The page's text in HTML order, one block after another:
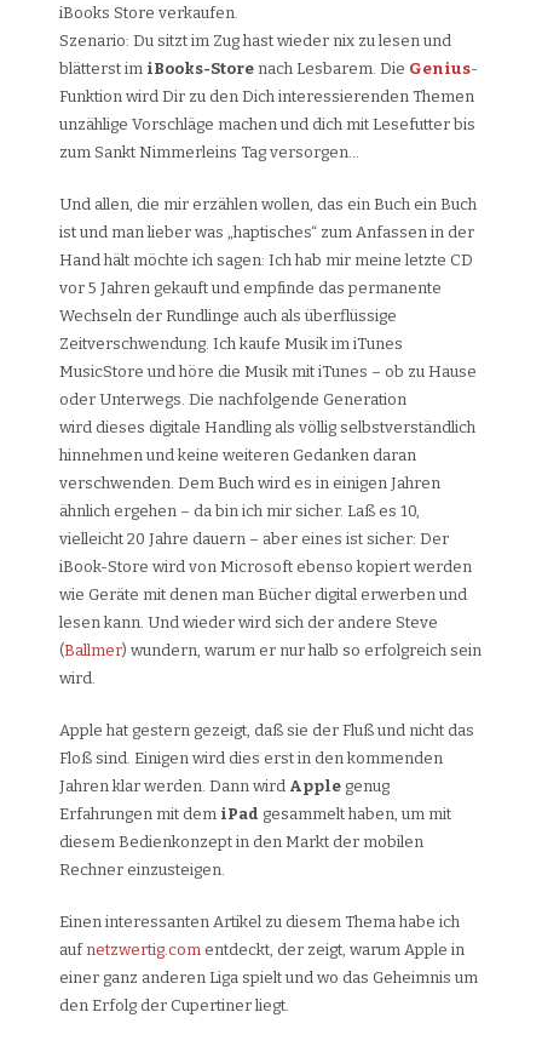
iBooks Store verkaufen.
Szenario: Du sitzt im Zug hast wieder nix zu lesen und
blätterst im iBooks-Store nach Lesbarem. Die Genius-
Funktion wird Dir zu den Dich interessierenden Themen
unzählige Vorschläge machen und dich mit Lesefutter bis
zum Sankt Nimmerleins Tag versorgen…
Und allen, die mir erzählen wollen, das ein Buch ein Buch
ist und man lieber was „haptisches“ zum Anfassen in der
Hand hält möchte ich sagen: Ich hab mir meine letzte CD
vor 5 Jahren gekauft und empfinde das permanente
Wechseln der Rundlinge auch als überflüssige
Zeitverschwendung. Ich kaufe Musik im iTunes
MusicStore und höre die Musik mit iTunes – ob zu Hause
oder Unterwegs. Die nachfolgende Generation
wird dieses digitale Handling als völlig selbstverständlich
hinnehmen und keine weiteren Gedanken daran
verschwenden. Dem Buch wird es in einigen Jahren
ähnlich ergehen – da bin ich mir sicher. Laß es 10,
vielleicht 20 Jahre dauern – aber eines ist sicher: Der
iBook-Store wird von Microsoft ebenso kopiert werden
wie Geräte mit denen man Bücher digital erwerben und
lesen kann. Und wieder wird sich der andere Steve
(Ballmer) wundern, warum er nur halb so erfolgreich sein
wird.
Apple hat gestern gezeigt, daß sie der Fluß und nicht das
Floß sind. Einigen wird dies erst in den kommenden
Jahren klar werden. Dann wird Apple genug
Erfahrungen mit dem iPad gesammelt haben, um mit
diesem Bedienkonzept in den Markt der mobilen
Rechner einzusteigen.
Einen interessanten Artikel zu diesem Thema habe ich
auf netzwertig.com entdeckt, der zeigt, warum Apple in
einer ganz anderen Liga spielt und wo das Geheimnis um
den Erfolg der Cupertiner liegt.